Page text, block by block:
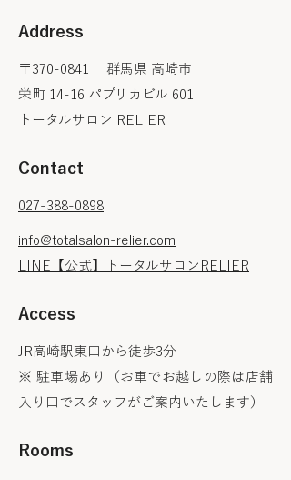
Address
〒370-0841 群馬県 高崎市
栄町 14-16 パプリカビル 601
​トータルサロン RELIER
Contact
027-388-0898
info@totalsalon-relier.com
LINE​【公式】トータルサロンRELIER
Access
JR高崎駅東口から徒歩3分
​※ 駐車場あり（お車でお越しの際は店舗
入り口でスタッフがご案内いたします）
Rooms